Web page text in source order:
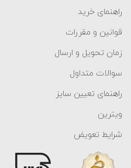
راهنمای خرید
قوانین و مقررات
زمان تحویل و ارسال
سوالات متداول
راهنمای تعیین سایز
ویترین
شرایط تعویض